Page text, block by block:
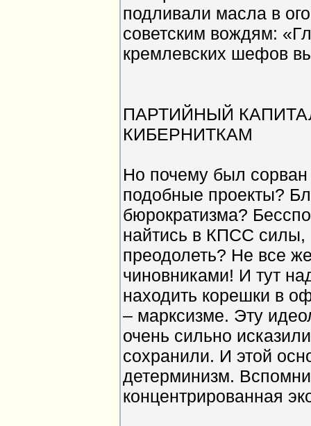
подливали масла в
советским вождям:
кремлевских шефов
ПАРТИЙНЫЙ
КИБЕРНИТКАМ
Но почему был сорван
подобные проекты?
бюрократизма?
найтись в КПСС силы,
преодолеть? Не все
чиновниками! И тут
находить корешки в
– марксизме. Эту
очень сильно
сохранили. И этой
детерминизм.
концентрированная